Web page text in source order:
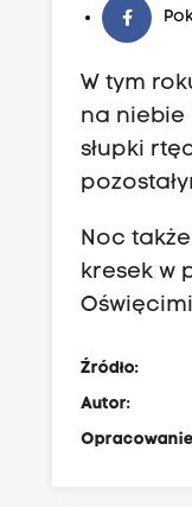
W tym
na niebie
słupki
Noc
kresek w
Źródło:
Autor: